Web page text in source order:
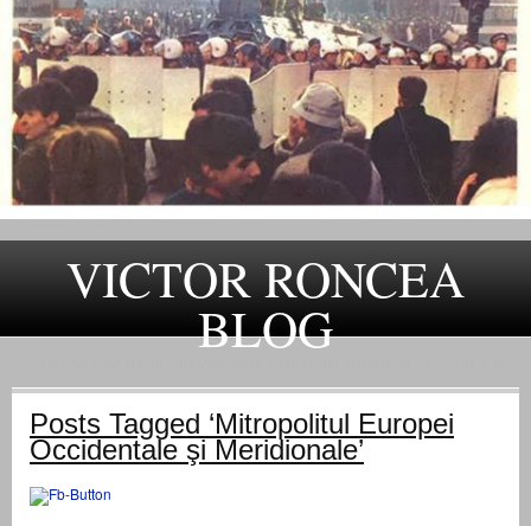
VICTOR RONCEA
BLOG
Posts Tagged ‘Mitropolitul Europei
Occidentale şi Meridionale’